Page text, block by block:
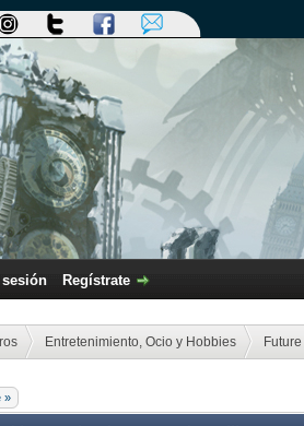
sesión Regístrate
Entretenimiento, Ocio y Hobbies
»